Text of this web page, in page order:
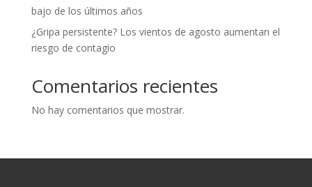
bajo de los últimos años
¿Gripa persistente? Los vientos de agosto aumentan el
riesgo de contagio
Comentarios recientes
No hay comentarios que mostrar.